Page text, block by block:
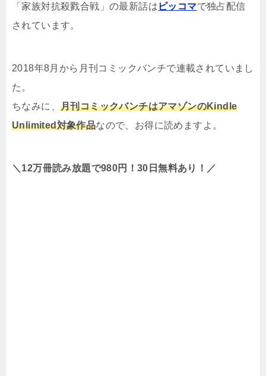
「家族対抗殺戮合戦」の最新話は ピッコマで独占配信
されています。
2018年8月から月刊コミックバンチで連載されていまし
た。
ちなみに、 月刊コミックバンチはアマゾンのKindle
Unlimited対象作品なので、お得に読めますよ。
＼12万冊読み放題で980円！30日無料あり！／